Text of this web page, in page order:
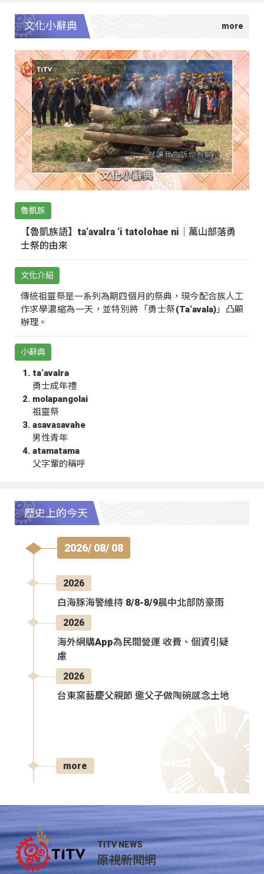
文化小辭典
魯凱族
【魯凱族語】ta‘avalra ‘i tatolohae ni｜萬山部落勇
士祭的由來
文化介紹
傳統祖靈祭是一系列為期四個月的祭典，現今配合族人工
作求學濃縮為一天，並特別將「勇士祭(Ta‘avala)」凸顯
辦理。
小辭典
ta‘avalra
勇士成年禮
molapangolai
祖靈祭
asavasavahe
男性青年
atamatama
父字輩的稱呼
歷史上的今天
2026/ 08/ 08
2026
白海豚海警維持 8/8-8/9晨中北部防豪雨
2026
海外網購App為民間營運 收費、個資引疑
慮
2026
台東窯藝慶父親節 邀父子做陶碗感念土地
more
TITV NEWS
原視新聞網